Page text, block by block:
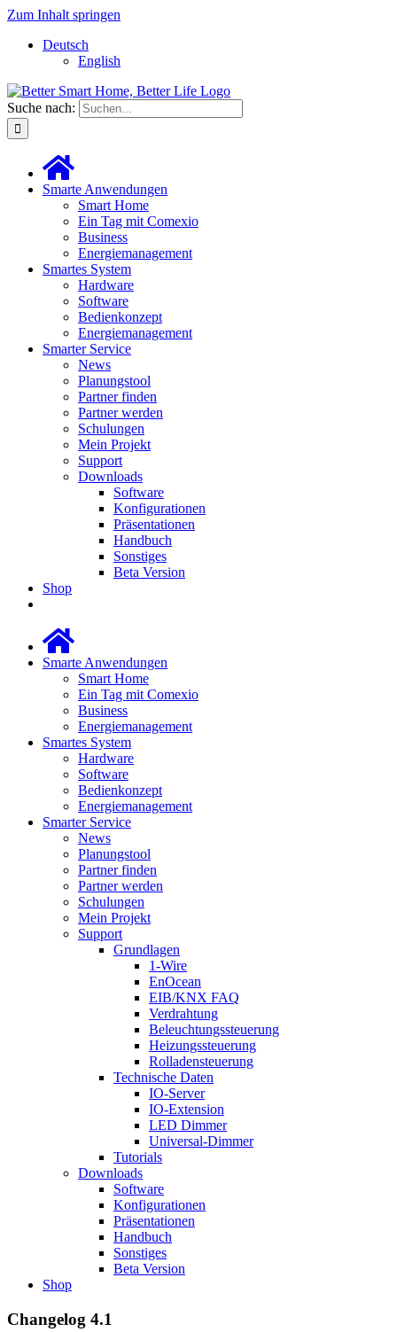
Zum Inhalt springen
Deutsch
English
Suche nach:
Smarte Anwendungen
Smart Home
Ein Tag mit Comexio
Business
Energiemanagement
Smartes System
Hardware
Software
Bedienkonzept
Energiemanagement
Smarter Service
News
Planungstool
Partner finden
Partner werden
Schulungen
Mein Projekt
Support
Downloads
Software
Konfigurationen
Präsentationen
Handbuch
Sonstiges
Beta Version
Shop
Smarte Anwendungen
Smart Home
Ein Tag mit Comexio
Business
Energiemanagement
Smartes System
Hardware
Software
Bedienkonzept
Energiemanagement
Smarter Service
News
Planungstool
Partner finden
Partner werden
Schulungen
Mein Projekt
Support
Grundlagen
1-Wire
EnOcean
EIB/KNX FAQ
Verdrahtung
Beleuchtungssteuerung
Heizungssteuerung
Rolladensteuerung
Technische Daten
IO-Server
IO-Extension
LED Dimmer
Universal-Dimmer
Tutorials
Downloads
Software
Konfigurationen
Präsentationen
Handbuch
Sonstiges
Beta Version
Shop
Changelog 4.1